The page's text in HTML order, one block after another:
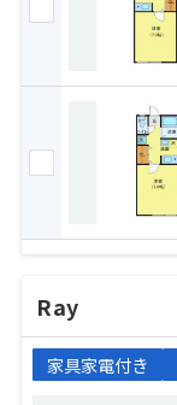
Ray
家具家電付き